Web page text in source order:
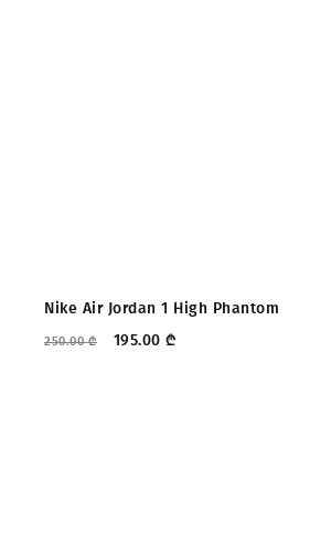
ᲤᲐᲡᲓᲐᲙᲚᲔᲑᲐ
Nike Air Jordan 1 High Phantom
250.00₾ 195.00 ₾